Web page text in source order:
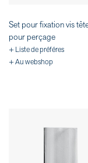
Set pour fixation vis
pour perçage
+ Liste de préféres
+ Au webshop